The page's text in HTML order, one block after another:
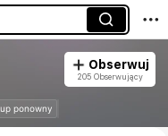
Obserwuj
205 Obserwujący
ponowny